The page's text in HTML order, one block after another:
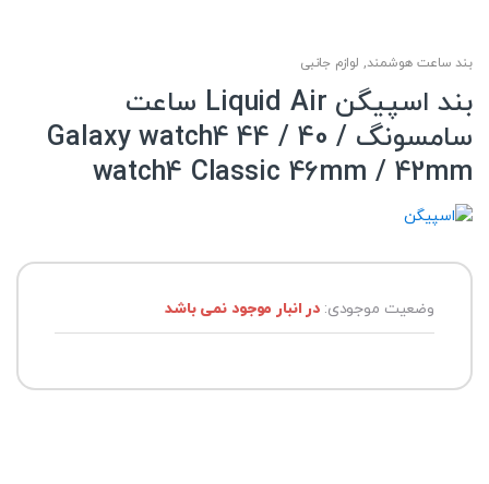
بند ساعت هوشمند, لوازم جانبی
بند اسپیگن Liquid Air ساعت
سامسونگ Galaxy watch4 44 / 40 /
watch4 Classic 46mm / 42mm
وضعیت موجودی:در انبار موجود نمی باشد